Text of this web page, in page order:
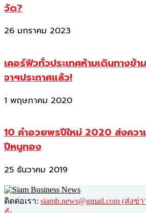
วัด?
26 มกราคม 2023
เคอร์ฟิวทั่วประเทศห้ามเดินทางข้
จาฯประกาศแล้ว!
1 พฤษภาคม 2020
10 คำอวยพรปีใหม่ 2020 ส่งคว
ปีหนูทอง
25 ธันวาคม 2019
ติดต่อเรา: siamb.news@gmail.com (ส่ง